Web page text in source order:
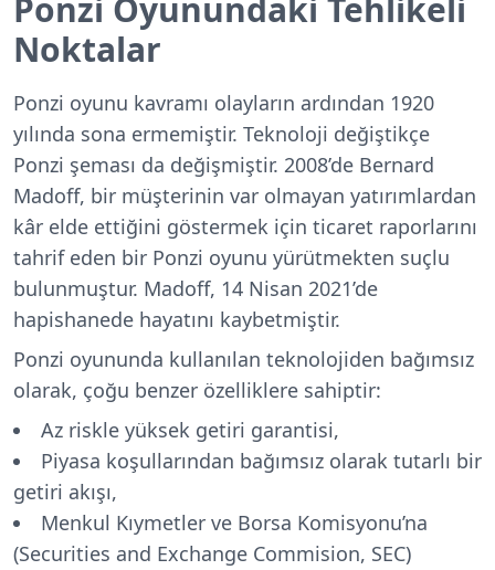
Ponzi Oyunundaki Tehlikeli
Noktalar
Ponzi oyunu kavramı olayların ardından 1920
yılında sona ermemiştir. Teknoloji değiştikçe
Ponzi şeması da değişmiştir. 2008’de Bernard
Madoff, bir müşterinin var olmayan yatırımlardan
kâr elde ettiğini göstermek için ticaret raporlarını
tahrif eden bir Ponzi oyunu yürütmekten suçlu
bulunmuştur. Madoff, 14 Nisan 2021’de
hapishanede hayatını kaybetmiştir.
Ponzi oyununda kullanılan teknolojiden bağımsız
olarak, çoğu benzer özelliklere sahiptir:
Az riskle yüksek getiri garantisi,
Piyasa koşullarından bağımsız olarak tutarlı bir
getiri akışı,
Menkul Kıymetler ve Borsa Komisyonu’na
(Securities and Exchange Commision, SEC)